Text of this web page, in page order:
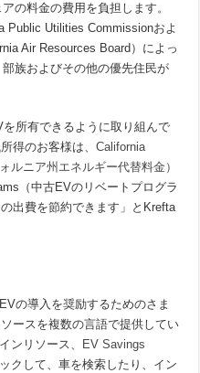
の料金の費用を負担します。
Public Utilities Commissionおよ
Air Resources Board）によっ
族およびその他の優先住民が
を所有できるように取り組んで
得のお客様は、California
ルニア州エネルギー代替料金）
（中古EVのリベートプログラ
出費を節約できます」とKrefta
の導入を奨励するためのさま
ースを複数の言語で提供してい
ンリソース、
EV Savings
クして、車を検索したり、イン